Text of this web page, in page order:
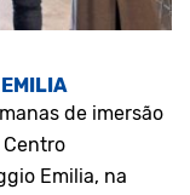
EMILIA
de imersão
Emilia, na